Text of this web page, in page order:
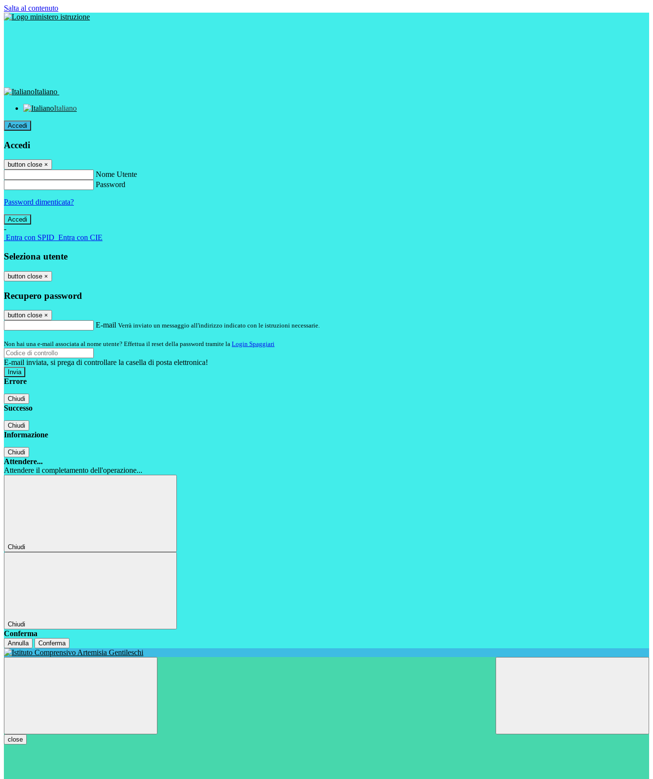
Salta al contenuto
Italiano
Italiano
Accedi
Accedi
button close ×
Nome Utente
Password
Password dimenticata?
-
Entra con SPID Entra con CIE
Seleziona utente
button close ×
Recupero password
button close ×
E-mail Verrà inviato un messaggio all'indirizzo indicato con le istruzioni necessarie.
Non hai una e-mail associata al nome utente? Effettua il reset della password tramite la Login Spaggiari
E-mail inviata, si prega di controllare la casella di posta elettronica!
Errore
Chiudi
Successo
Chiudi
Informazione
Chiudi
Attendere...
Attendere il completamento dell'operazione...
Chiudi
Chiudi
Conferma
Annulla Conferma
close